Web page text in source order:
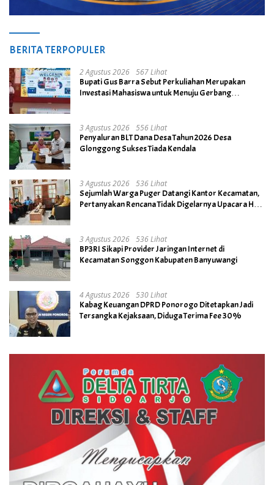
BERITA TERPOPULER
2 Agustus 2026 567 Lihat
Bupati Gus Barra Sebut Perkuliahan Merupakan
Investasi Mahasiswa untuk Menuju Gerbang
3 Agustus 2026 556 Lihat
Penyaluran BLT Dana Desa Tahun 2026 Desa
Glonggong Sukses Tiada Kendala
3 Agustus 2026 536 Lihat
Sejumlah Warga Puger Datangi Kantor Kecamatan,
Pertanyakan Rencana Tidak Digelarnya Upacara HUT
3 Agustus 2026 536 Lihat
BP3RI Sikapi Provider Jaringan Internet di
Kecamatan Songgon Kabupaten Banyuwangi
4 Agustus 2026 530 Lihat
Kabag Keuangan DPRD Ponorogo Ditetapkan Jadi
Tersangka Kejaksaan, Diduga Terima Fee 30%